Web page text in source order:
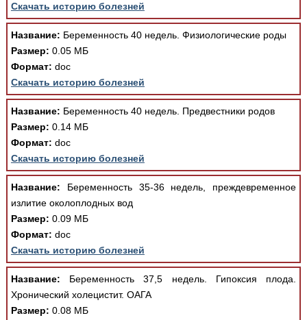
Новости (244)
Медицинская стандартизация
Нормативы экстренной и неотложной помощи
Нормы лабораторных и инструментальных
исследований
Обратная связь
Добавить материал
FAQ
Скачать историю болезней
Название: Беременность 40 недель. Физиологические роды
Размер: 0.05 МБ
Формат: doc
Скачать историю болезней
Название: Беременность 40 недель. Предвестники родов
Размер: 0.14 МБ
Формат: doc
Скачать историю болезней
Название: Беременность 35-36 недель, преждевременное
излитие околоплодных вод
Размер: 0.09 МБ
Формат: doc
Скачать историю болезней
Название: Беременность 37,5 недель. Гипоксия плода.
Хронический холецистит. ОАГА
Размер: 0.08 МБ